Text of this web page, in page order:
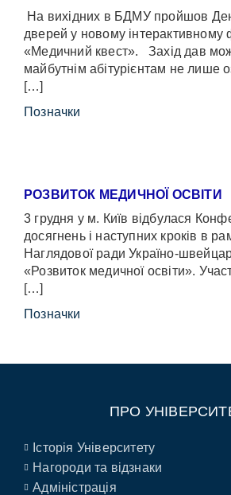
На вихідних в БДМУ пройшов
дверей у новому
«Медичний квест». Захід дав
майбутнім абітурієнтам не лише
[…]
Позначки
РОЗВИТОК МЕДИЧНОЇ ОСВІТИ
3 грудня у м. Київ відбулася
досягнень і наступних кроків в
Наглядової ради Україно-
«Розвиток медичної освіти».
[…]
Позначки
ПРО
Історія Університету
Нагороди та відзнаки
Адміністрація